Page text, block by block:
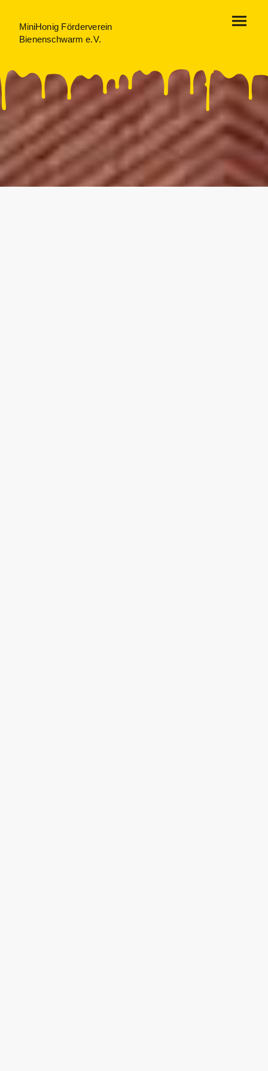
MiniHonig Förderverein
Bienenschwarm e.V.